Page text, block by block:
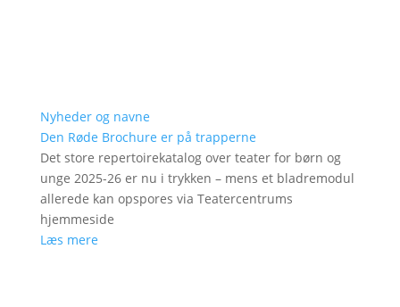
Nyheder og navne
Den Røde Brochure er på trapperne
Det store repertoirekatalog over teater for børn og
unge 2025-26 er nu i trykken – mens et bladremodul
allerede kan opspores via Teatercentrums
hjemmeside
Læs mere